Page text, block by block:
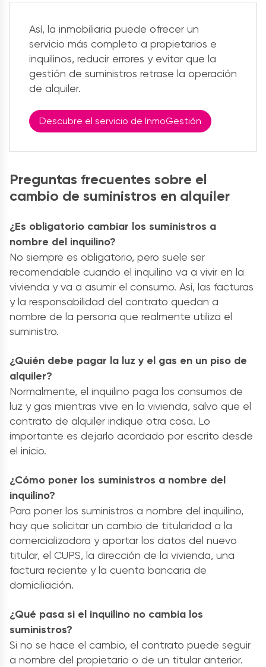
Así, la inmobiliaria puede ofrecer un
servicio más completo a propietarios e
inquilinos, reducir errores y evitar que la
gestión de suministros retrase la operación
de alquiler.
Descubre el servicio de InmoGestión
Preguntas frecuentes sobre el
cambio de suministros en alquiler
¿Es obligatorio cambiar los suministros a
nombre del inquilino?
No siempre es obligatorio, pero suele ser
recomendable cuando el inquilino va a vivir en la
vivienda y va a asumir el consumo. Así, las facturas
y la responsabilidad del contrato quedan a
nombre de la persona que realmente utiliza el
suministro.
¿Quién debe pagar la luz y el gas en un piso de
alquiler?
Normalmente, el inquilino paga los consumos de
luz y gas mientras vive en la vivienda, salvo que el
contrato de alquiler indique otra cosa. Lo
importante es dejarlo acordado por escrito desde
el inicio.
¿Cómo poner los suministros a nombre del
inquilino?
Para poner los suministros a nombre del inquilino,
hay que solicitar un cambio de titularidad a la
comercializadora y aportar los datos del nuevo
titular, el CUPS, la dirección de la vivienda, una
factura reciente y la cuenta bancaria de
domiciliación.
¿Qué pasa si el inquilino no cambia los
suministros?
Si no se hace el cambio, el contrato puede seguir
a nombre del propietario o de un titular anterior.